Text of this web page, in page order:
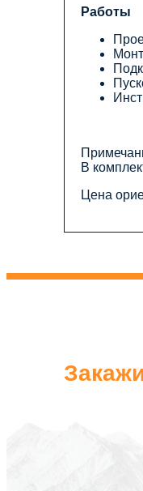
Работы
В
Цена